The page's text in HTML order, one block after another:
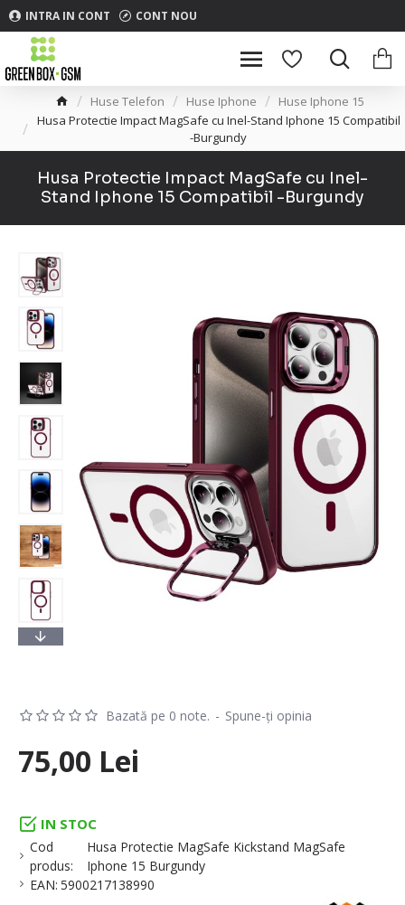
INTRA IN CONT CONT NOU
Huse Telefon Huse Iphone
Huse Iphone 15
Husa Protectie Impact MagSafe cu Inel-Stand Iphone 15 Compatibil
-Burgundy
Husa Protectie Impact MagSafe cu Inel-
Stand Iphone 15 Compatibil -Burgundy
IN STOC
Cod
produs:
Husa Protectie MagSafe Kickstand MagSafe
Iphone 15 Burgundy
EAN: 5900217138990
Bazată pe 0 note. - Spune-ţi opinia
75,00 Lei